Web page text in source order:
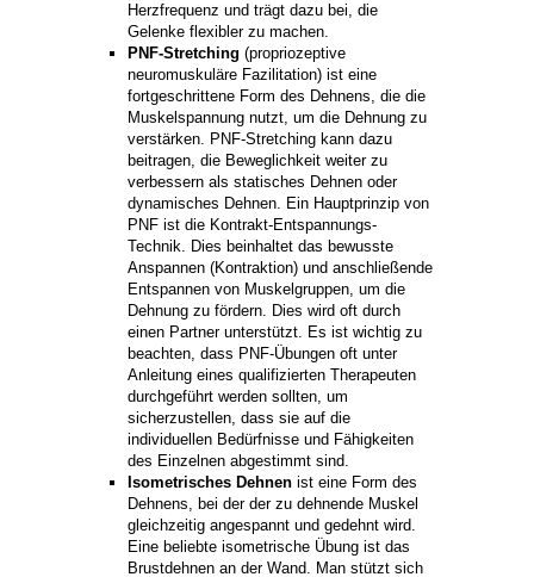
Herzfrequenz und trägt dazu bei, die
Gelenke flexibler zu machen.
PNF-Stretching (propriozeptive
neuromuskuläre Fazilitation) ist eine
fortgeschrittene Form des Dehnens, die die
Muskelspannung nutzt, um die Dehnung zu
verstärken. PNF-Stretching kann dazu
beitragen, die Beweglichkeit weiter zu
verbessern als statisches Dehnen oder
dynamisches Dehnen. Ein Hauptprinzip von
PNF ist die Kontrakt-Entspannungs-
Technik. Dies beinhaltet das bewusste
Anspannen (Kontraktion) und anschließende
Entspannen von Muskelgruppen, um die
Dehnung zu fördern. Dies wird oft durch
einen Partner unterstützt. Es ist wichtig zu
beachten, dass PNF-Übungen oft unter
Anleitung eines qualifizierten Therapeuten
durchgeführt werden sollten, um
sicherzustellen, dass sie auf die
individuellen Bedürfnisse und Fähigkeiten
des Einzelnen abgestimmt sind.
Isometrisches Dehnen ist eine Form des
Dehnens, bei der der zu dehnende Muskel
gleichzeitig angespannt und gedehnt wird.
Eine beliebte isometrische Übung ist das
Brustdehnen an der Wand. Man stützt sich